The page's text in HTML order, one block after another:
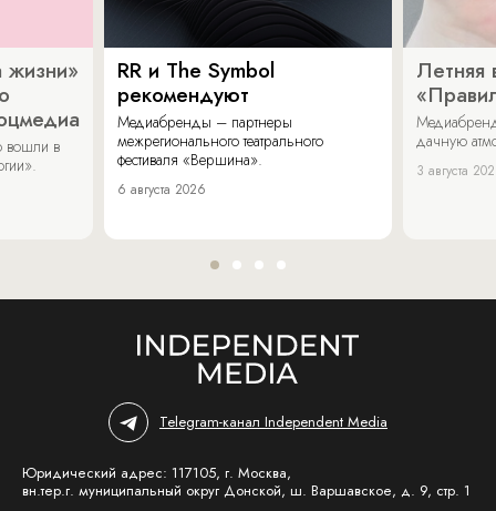
жизни»
вошли в
RR и The Symbol
рекомендуют
Медиабренды – партнеры
межрегионального театрального
фестиваля «Вершина».
6 августа 2026
Летняя
дачную
3 августа
Telegram-канал Independent Media
Юридический адрес: 117105, г. Москва,
вн.тер.г. муниципальный округ Донской, ш. Варшавское, д. 9, стр. 1